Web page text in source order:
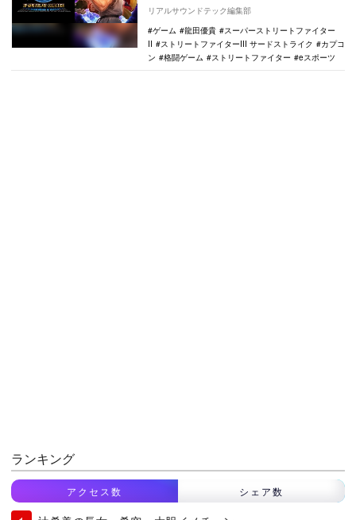
ーナショナル』が2018年秋頃発売になる…
リアルサウンドテック編集部
ゲーム
龍田優貴
スーパーストリートファイター
II
ストリートファイターIII サードストライク
カプコ
ン
格闘ゲーム ストリートファイター eスポーツ
ランキング
アクセス数 シェア数